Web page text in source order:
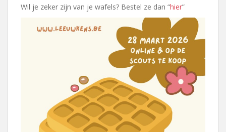
Wil je zeker zijn van je wafels? Bestel ze dan “hier”